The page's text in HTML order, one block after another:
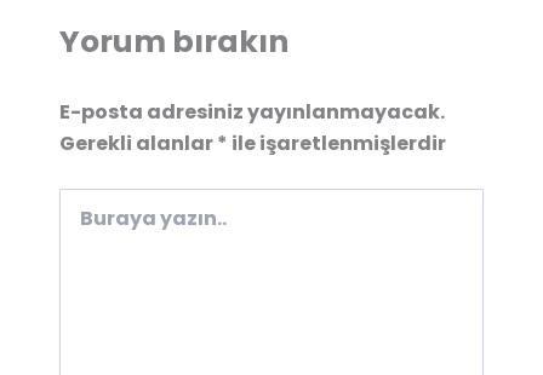
Yorum bırakın
E-posta adresiniz yayınlanmayacak.
Gerekli alanlar* ile işaretlenmişlerdir
yazın..